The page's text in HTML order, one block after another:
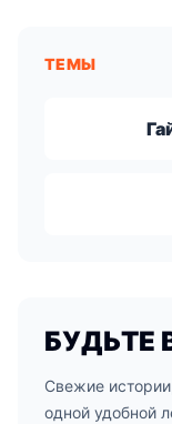
ТЕМЫ
БУДЬТЕ
Свежие
одной удобной